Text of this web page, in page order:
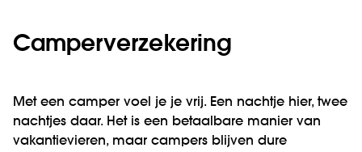
Camperverzekering
Met een camper voel je je vrij. Een nachtje hier, twee
nachtjes daar. Het is een betaalbare manier van
vakantievieren, maar campers blijven dure